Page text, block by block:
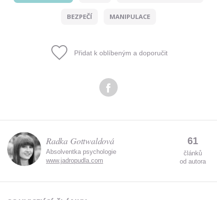
BEZPEČÍ MANIPULACE
Přidat k oblíbeným a doporučit
Radka Gottwaldová
Absolventka psychologie
www.jadropudla.com
61
článků
od autora